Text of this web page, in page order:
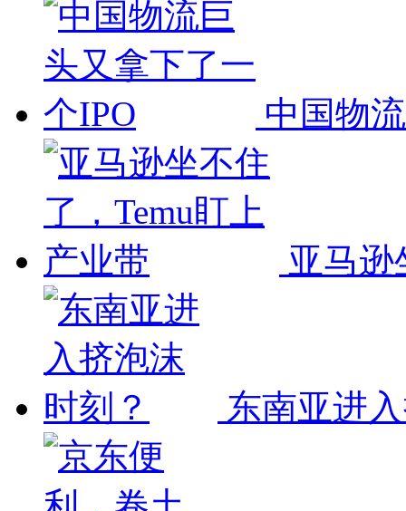
中国物
亚马逊
东南亚进